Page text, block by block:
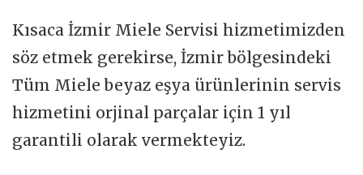
Kısaca İzmir Miele Servisi hizmetimizden
söz etmek gerekirse, İzmir bölgesindeki
Tüm Miele beyaz eşya ürünlerinin servis
hizmetini orjinal parçalar için 1 yıl
garantili olarak vermekteyiz.